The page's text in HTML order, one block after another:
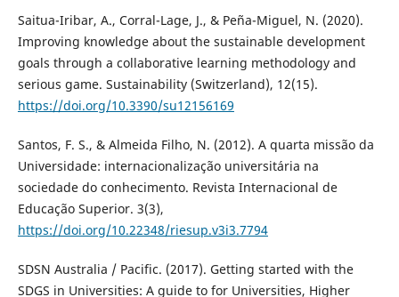
Saitua-Iribar, A., Corral-Lage, J., & Peña-Miguel, N. (2020).
Improving knowledge about the sustainable development
goals through a collaborative learning methodology and
serious game. Sustainability (Switzerland), 12(15).
https://doi.org/10.3390/su12156169
Santos, F. S., & Almeida Filho, N. (2012). A quarta missão da
Universidade: internacionalização universitária na
sociedade do conhecimento. Revista Internacional de
Educação Superior. 3(3),
https://doi.org/10.22348/riesup.v3i3.7794
SDSN Australia / Pacific. (2017). Getting started with the
SDGS in Universities: A guide to for Universities, Higher